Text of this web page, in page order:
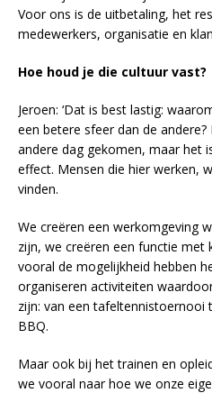
Voor ons is de uitbetaling, het
medewerkers, organisatie en
Hoe houd je die cultuur vast?
Jeroen: ‘Dat is best lastig:
een betere sfeer dan de
andere dag gekomen, maar het
effect. Mensen die hier werken,
vinden.
We creëren een werkomgeving
zijn, we creëren een functie met
vooral de mogelijkheid hebben
organiseren activiteiten
zijn: van een
BBQ.
Maar ook bij het trainen en
we vooral naar hoe we onze